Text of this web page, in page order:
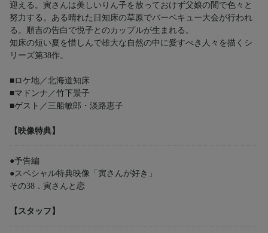
迎える。寅さんは美しいりん子を放っておけず父娘の間で色々と
努力する。ある晴れた日知床の草原でバーベキュー大会が行われ
る。順吉の告白で悦子とのカップルが生まれる。
知床の短い夏を惜しんで雄大な自然の中に愛すべき人々を描くシ
リーズ第38作。
■ロケ地／北海道知床
■マドンナ／竹下景子
■ゲスト／三船敏郎・淡路恵子
【映像特典】
●予告編
●スペシャル特典映像「寅さんが好き」
その38．寅さんと恋
【スタッフ】